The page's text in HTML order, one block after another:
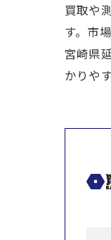
買取や
す。市
宮崎県
かりや